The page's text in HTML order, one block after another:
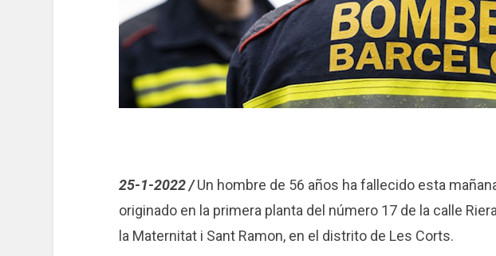
25-1-2022 / Un hombre de 56 años ha fallecido esta
originado en la primera planta del número 17 de la calle
la Maternitat i Sant Ramon, en el distrito de Les Corts.